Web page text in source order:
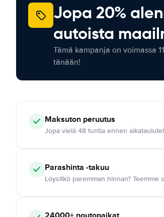
Jopa 20%
autoista
Tämä kampanja on voimassa
tänään!
Maksuton peruutus
Jopa vielä 48 tuntia ennen
Parashinta -takuu
Löysitkö paremman hinnan? Teemme